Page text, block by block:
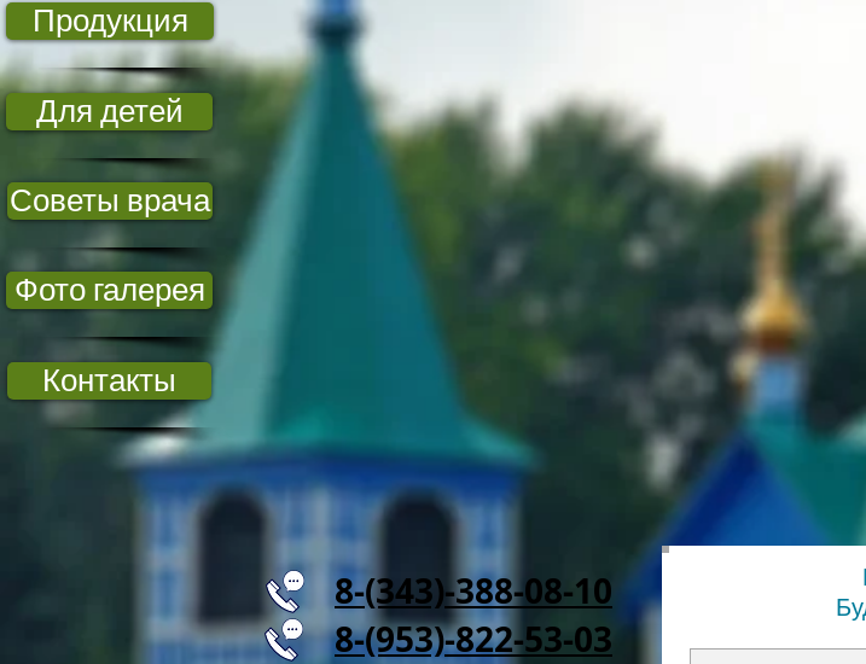
Для детей
Продукция
Советы врача
Фото галерея
Контакты
8-(343)-388-08-10
8-(953)-822-53-03